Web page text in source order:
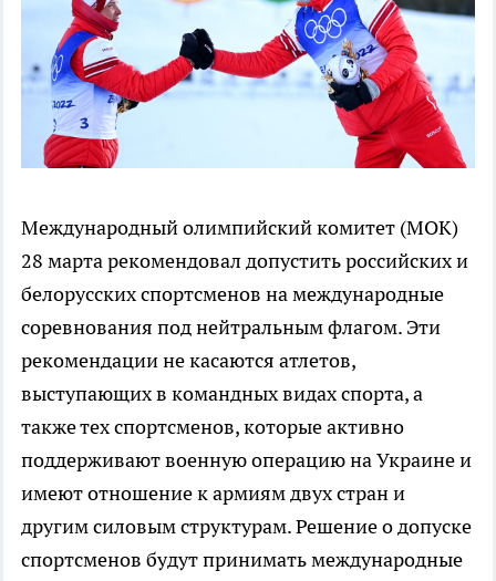
Международный олимпийский комитет (МОК)
28 марта рекомендовал допустить российских и
белорусских спортсменов на международные
соревнования под нейтральным флагом. Эти
рекомендации не касаются атлетов,
выступающих в командных видах спорта, а
также тех спортсменов, которые активно
поддерживают военную операцию на Украине и
имеют отношение к армиям двух стран и
другим силовым структурам. Решение о допуске
спортсменов будут принимать международные